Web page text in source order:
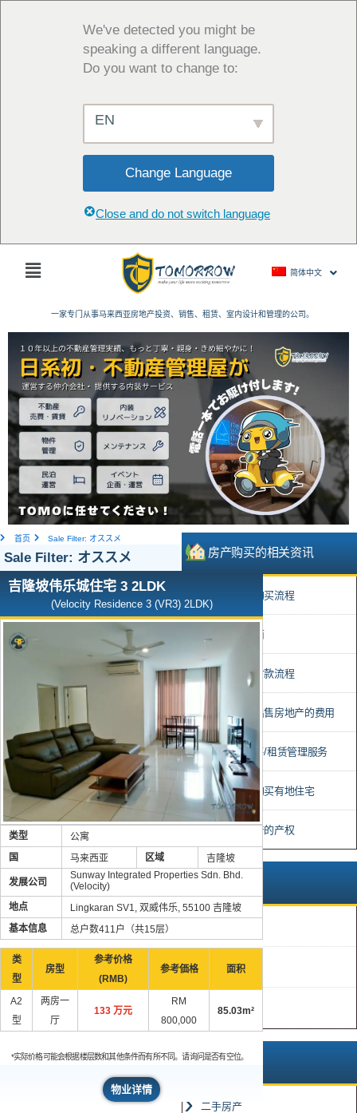
We've detected you might be
speaking a different language.
Do you want to change to:
EN
Change Language
Close and do not switch language
主
简体中文
一家专门从事马来西亚房地产投资、销售、租赁、室内设计和管理的公司。
房产购买的相关资讯
• 马来西亚房产购买流程
• 精选开发商指南
• 购买房产时的付款流程
• 购买、持有和出售房地产的费用
• 评估、房产销售/租赁管理服务
• 在马来西亚可购买有地住宅
• 马来西亚房地产的产权
推荐
新房产
高回报
完成状态
二手房产
首页 Sale Filter: オススメ
Sale Filter: オススメ
吉隆坡伟乐城住宅 3 2LDK
(Velocity Residence 3 (VR3) 2LDK)
类型
公寓
国
马来西亚 区域 吉隆坡
发展公司
Sunway Integrated Properties Sdn. Bhd.
(Velocity)
地点
Lingkaran SV1, 双威伟乐, 55100 吉隆坡
基本信息
总户数411户（共15层）
类
型
房型
参考价格
(RMB)
参考価格 面积
A2
型
两房一
厅
133 万元
RM
800,000
85.03m²
*实际价格可能会根据楼层数和其他条件而有所不同。请询问是否有空位。
物业详情